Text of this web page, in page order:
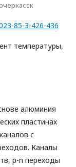
85-3-426-436
температуры,
алюминия
пластинах
с
Каналы
p-n переходы